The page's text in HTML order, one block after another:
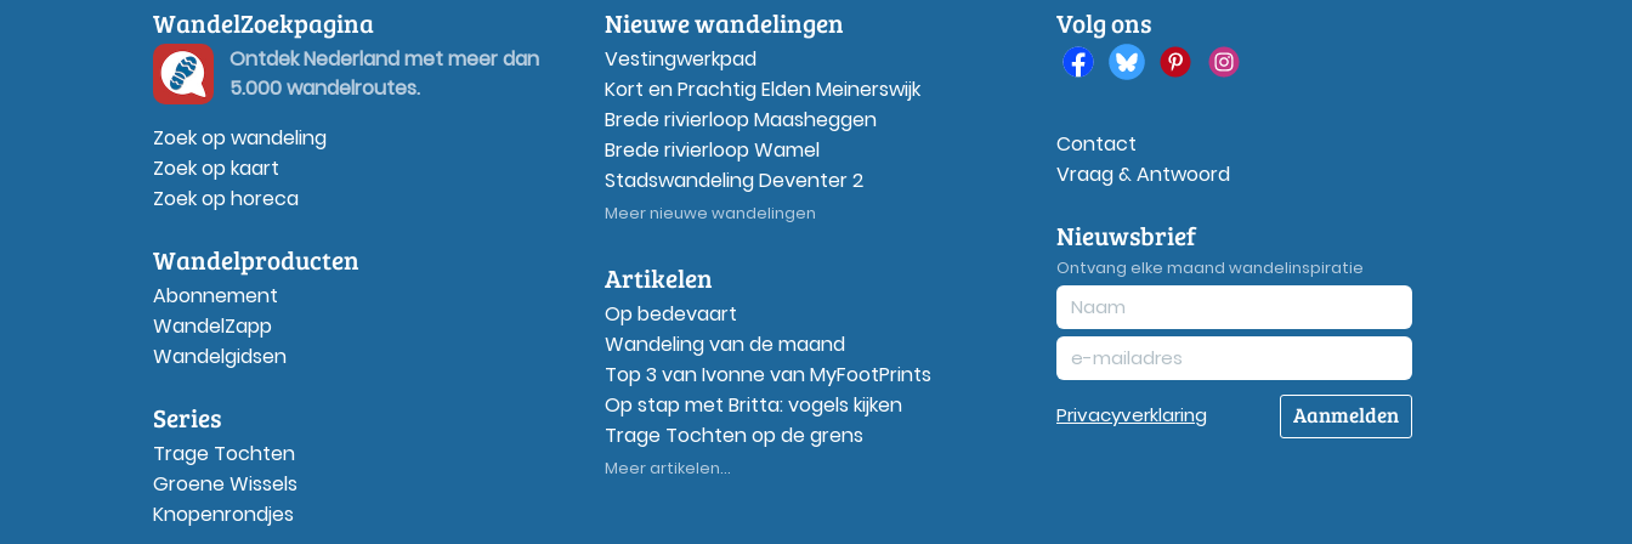
WandelZoekpagina
Ontdek Nederland met meer dan
5.000 wandelroutes.
Zoek op wandeling
Zoek op kaart
Zoek op horeca
Wandelproducten
Abonnement
WandelZapp
Wandelgidsen
Series
Trage Tochten
Groene Wissels
Knopenrondjes
Nieuwe wandelingen
Vestingwerkpad
Kort en Prachtig Elden Meinerswijk
Brede rivierloop Maasheggen
Brede rivierloop Wamel
Stadswandeling Deventer 2
Meer nieuwe wandelingen
Artikelen
Op bedevaart
Wandeling van de maand
Top 3 van Ivonne van MyFootPrints
Op stap met Britta: vogels kijken
Trage Tochten op de grens
Meer artikelen...
Volg ons
Contact
Vraag & Antwoord
Nieuwsbrief
Ontvang elke maand wandelinspiratie
Privacyverklaring Aanmelden